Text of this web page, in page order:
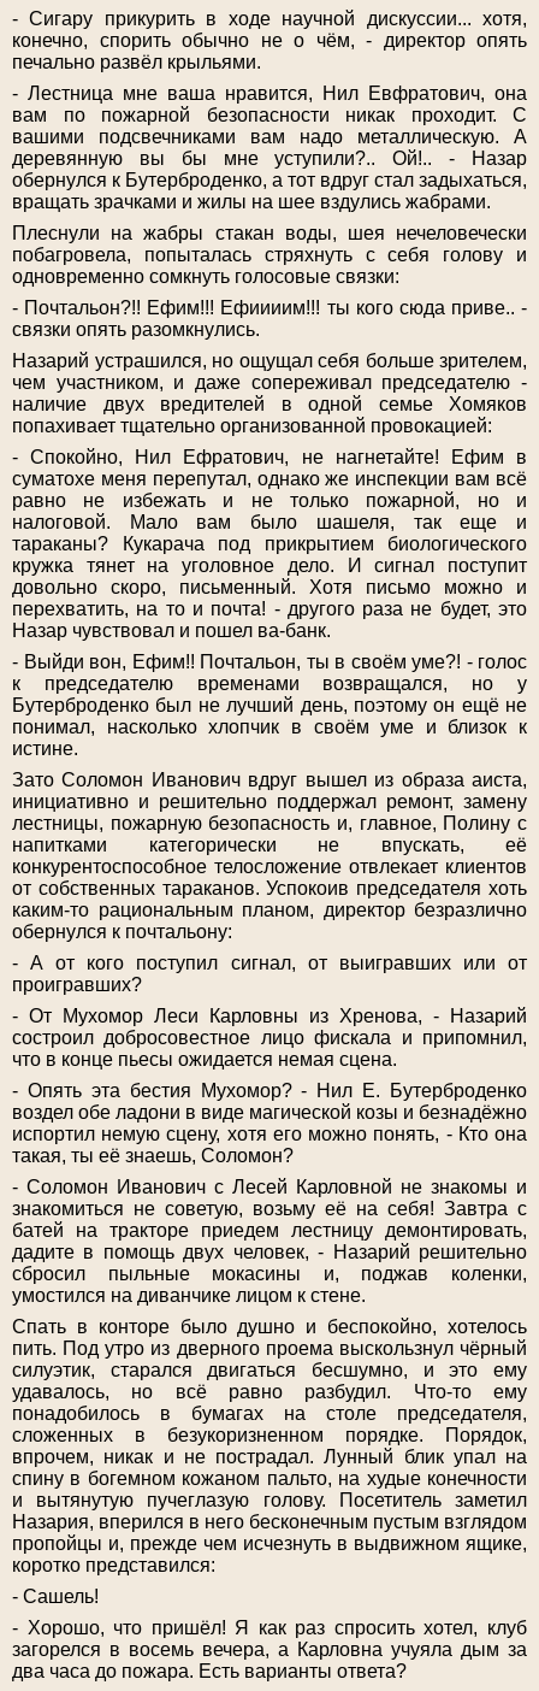
- Сигару прикурить в ходе научной дискуссии... хотя,
конечно, спорить обычно не о чём, - директор опять
печально развёл крыльями.
- Лестница мне ваша нравится, Нил Евфратович, она
вам по пожарной безопасности никак проходит. С
вашими подсвечниками вам надо металлическую. А
деревянную вы бы мне уступили?.. Ой!.. - Назар
обернулся к Бутерброденко, а тот вдруг стал задыхаться,
вращать зрачками и жилы на шее вздулись жабрами.
Плеснули на жабры стакан воды, шея нечеловечески
побагровела, попыталась стряхнуть с себя голову и
одновременно сомкнуть голосовые связки:
- Почтальон?!! Ефим!!! Ефиииим!!! ты кого сюда приве.. -
связки опять разомкнулись.
Назарий устрашился, но ощущал себя больше зрителем,
чем участником, и даже сопереживал председателю -
наличие двух вредителей в одной семье Хомяков
попахивает тщательно организованной провокацией:
- Спокойно, Нил Ефратович, не нагнетайте! Ефим в
суматохе меня перепутал, однако же инспекции вам всё
равно не избежать и не только пожарной, но и
налоговой. Мало вам было шашеля, так еще и
тараканы? Кукарача под прикрытием биологического
кружка тянет на уголовное дело. И сигнал поступит
довольно скоро, письменный. Хотя письмо можно и
перехватить, на то и почта! - другого раза не будет, это
Назар чувствовал и пошел ва-банк.
- Выйди вон, Ефим!! Почтальон, ты в своём уме?! - голос
к председателю временами возвращался, но у
Бутерброденко был не лучший день, поэтому он ещё не
понимал, насколько хлопчик в своём уме и близок к
истине.
Зато Соломон Иванович вдруг вышел из образа аиста,
инициативно и решительно поддержал ремонт, замену
лестницы, пожарную безопасность и, главное, Полину с
напитками категорически не впускать, её
конкурентоспособное телосложение отвлекает клиентов
от собственных тараканов. Успокоив председателя хоть
каким-то рациональным планом, директор безразлично
обернулся к почтальону:
- А от кого поступил сигнал, от выигравших или от
проигравших?
- От Мухомор Леси Карловны из Хренова, - Назарий
состроил добросовестное лицо фискала и припомнил,
что в конце пьесы ожидается немая сцена.
- Опять эта бестия Мухомор? - Нил Е. Бутерброденко
воздел обе ладони в виде магической козы и безнадёжно
испортил немую сцену, хотя его можно понять, - Кто она
такая, ты её знаешь, Соломон?
- Соломон Иванович с Лесей Карловной не знакомы и
знакомиться не советую, возьму её на себя! Завтра с
батей на тракторе приедем лестницу демонтировать,
дадите в помощь двух человек, - Назарий решительно
сбросил пыльные мокасины и, поджав коленки,
умостился на диванчике лицом к стене.
Спать в конторе было душно и беспокойно, хотелось
пить. Под утро из дверного проема выскользнул чёрный
силуэтик, старался двигаться бесшумно, и это ему
удавалось, но всё равно разбудил. Что-то ему
понадобилось в бумагах на столе председателя,
сложенных в безукоризненном порядке. Порядок,
впрочем, никак и не пострадал. Лунный блик упал на
спину в богемном кожаном пальто, на худые конечности
и вытянутую пучеглазую голову. Посетитель заметил
Назария, вперился в него бесконечным пустым взглядом
пропойцы и, прежде чем исчезнуть в выдвижном ящике,
коротко представился:
- Сашель!
- Хорошо, что пришёл! Я как раз спросить хотел, клуб
загорелся в восемь вечера, а Карловна учуяла дым за
два часа до пожара. Есть варианты ответа?